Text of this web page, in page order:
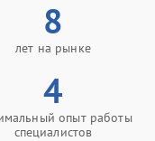
8
лет на рынке
4
опыт работы
специалистов